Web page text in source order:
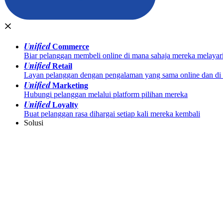
UnifiedCommerce
Biar pelanggan membeli online di mana sahaja mereka melayari
UnifiedRetail
Layan pelanggan dengan pengalaman yang sama online dan
UnifiedMarketing
Hubungi pelanggan melalui platform pilihan mereka
UnifiedLoyalty
Buat pelanggan rasa dihargai setiap kali mereka kembali
Solusi